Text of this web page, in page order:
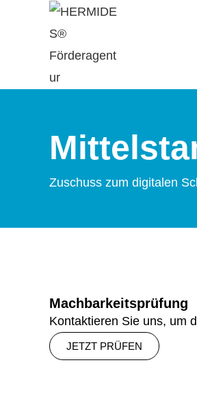
Zuschuss zum digitalen
Machbarkeitsprüfung
Kontaktieren Sie uns, um
JETZT PRÜFEN